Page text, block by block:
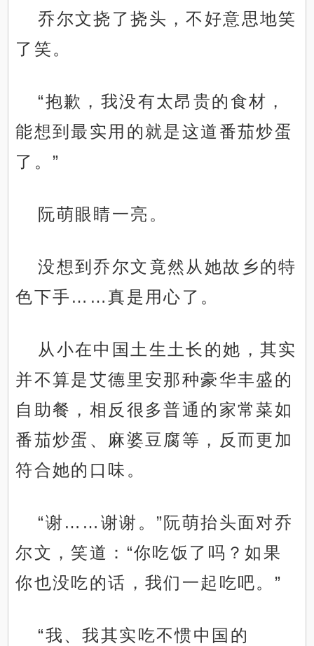
乔尔文挠了挠头，不好意思地笑
了笑。
“抱歉，我没有太昂贵的食材，
能想到最实用的就是这道番茄炒蛋
了。”
阮萌眼睛一亮。
没想到乔尔文竟然从她故乡的特
色下手……真是用心了。
从小在中国土生土长的她，其实
并不算是艾德里安那种豪华丰盛的
自助餐，相反很多普通的家常菜如
番茄炒蛋、麻婆豆腐等，反而更加
符合她的口味。
“谢……谢谢。”阮萌抬头面对乔
尔文，笑道：“你吃饭了吗？如果
你也没吃的话，我们一起吃吧。”
“我、我其实吃不惯中国的